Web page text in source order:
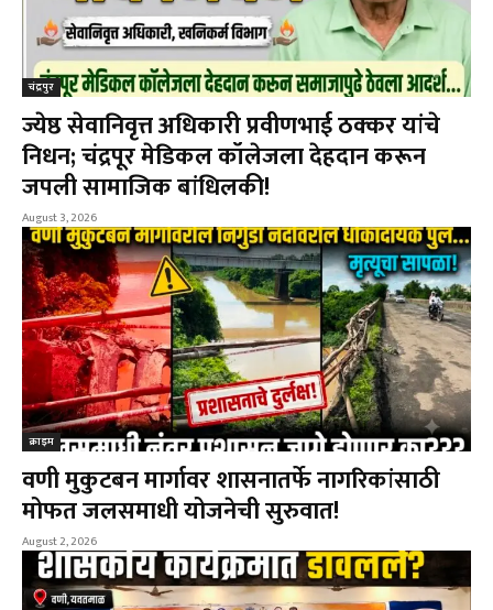
चंद्रपुर
ज्येष्ठ सेवानिवृत्त अधिकारी प्रवीणभाई ठक्कर यांचे
निधन; चंद्रपूर मेडिकल कॉलेजला देहदान करून
जपली सामाजिक बांधिलकी!
August 3, 2026
क्राइम
वणी मुकुटबन मार्गावर शासनातर्फे नागरिकांसाठी
मोफत जलसमाधी योजनेची सुरुवात!
August 2, 2026